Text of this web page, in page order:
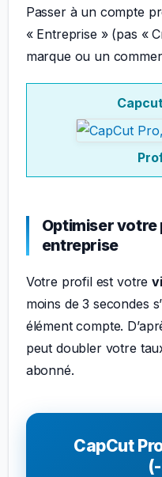
Passer à un compte
« Entreprise » (pas «
marque ou un
Optimiser
entreprise
Votre profil est votre
moins de 3 secondes
élément compte.
peut doubler votre
abonné.
CapCut